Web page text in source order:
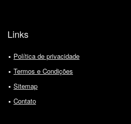
Links
Política de privacidade
Termos e Condições
Sitemap
Contato